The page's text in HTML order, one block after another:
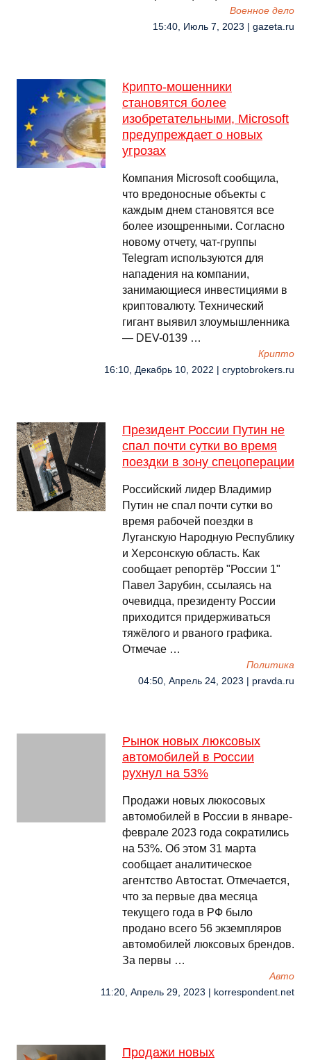
Военное дело
15:40, Июль 7, 2023 | gazeta.ru
Крипто-мошенники
становятся более
изобретательными, Microsoft
предупреждает о новых
угрозах
Компания Microsoft сообщила,
что вредоносные объекты с
каждым днем ​​становятся все
более изощренными. Согласно
новому отчету, чат-группы
Telegram используются для
нападения на компании,
занимающиеся инвестициями в
криптовалюту. Технический
гигант выявил злоумышленника
— DEV-0139 …
Крипто
16:10, Декабрь 10, 2022 | cryptobrokers.ru
Президент России Путин не
спал почти сутки во время
поездки в зону спецоперации
Российский лидер Владимир
Путин не спал почти сутки во
время рабочей поездки в
Луганскую Народную Республику
и Херсонскую область. Как
сообщает репортёр "России 1"
Павел Зарубин, ссылаясь на
очевидца, президенту России
приходится придерживаться
тяжёлого и рваного графика.
Отмечае …
Политика
04:50, Апрель 24, 2023 | pravda.ru
Рынок новых люксовых
автомобилей в России
рухнул на 53%
Продажи новых люкосовых
автомобилей в России в январе-
феврале 2023 года сократились
на 53%. Об этом 31 марта
сообщает аналитическое
агентство Автостат. Отмечается,
что за первые два месяца
текущего года в РФ было
продано всего 56 экземпляров
автомобилей люксовых брендов.
За первы …
Авто
11:20, Апрель 29, 2023 | korrespondent.net
Продажи новых